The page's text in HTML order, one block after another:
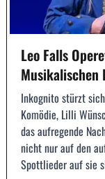
Leo Falls
Musikalischen
Inkognito stürzt
Komödie, Lilli
das aufregende
nicht nur auf den
Spottlieder auf sie